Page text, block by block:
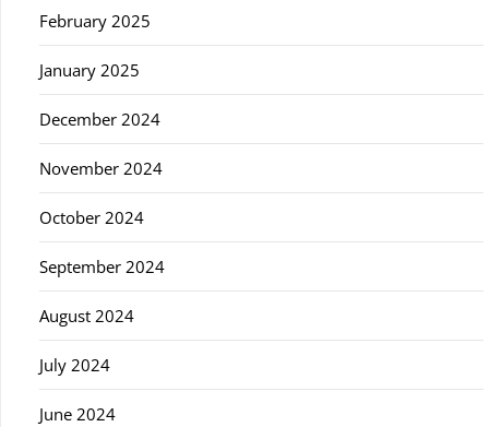
February 2025
January 2025
December 2024
November 2024
October 2024
September 2024
August 2024
July 2024
June 2024